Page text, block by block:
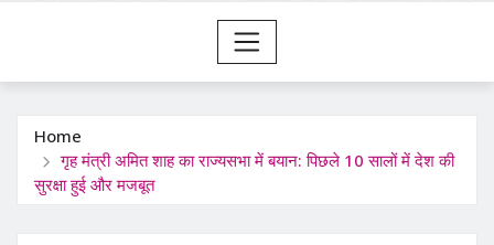
Home
गृह मंत्री अमित शाह का राज्यसभा में बयान: पिछले 10 सालों में देश की
सुरक्षा हुई और मजबूत